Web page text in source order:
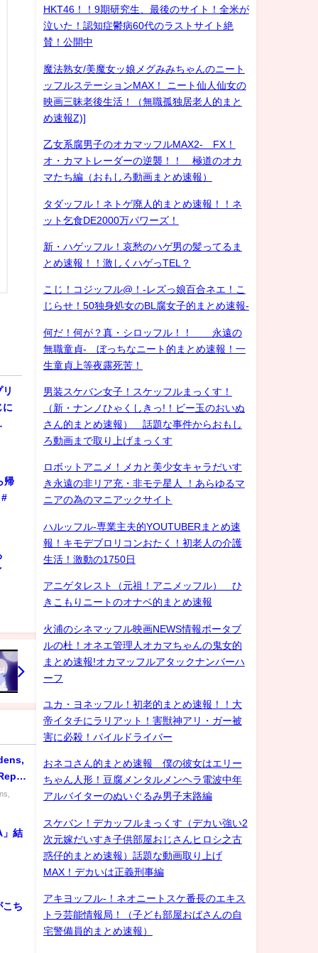
に
帰
」結
こち
HKT46！！9期研究生、最後のサイト！全米が
泣いた！認知症鬱病60代のラストサイト絶
賛！公開中
魔法熟女/美魔女ッ娘メグみみちゃんのニート
ッフルステーションMAX！ ニート仙人仙女の
映画三昧老後生活！（無職孤独居老人的まと
め速報Z)]
乙女系腐男子のオカマッフルMAX2- FX！
オ・カマトレーダーの逆襲！！ 極道のオカ
マたち編（おもしろ動画まとめ速報）
タダッフル！ネトゲ廃人的まとめ速報！！ネ
ット乞食DE2000万パワーズ！
新・ハゲッフル！哀愁のハゲ男の髪ってるま
とめ速報！！激しくハゲっTEL？
こじ！コジッフル@！-レズっ娘百合ネエ！こ
じらせ！50独身処女のBL腐女子的まとめ速報-
何だ！何が？真・シロッフル！！ 永遠の
無職童貞- ぼっちなニート的まとめ速報！一
生童貞上等夜露死苦！
男装スケバン女子！スケッフルまっくす！
（新・ナンノひゃくしきっ!！ビー玉のおいぬ
さん的まとめ速報） 話題な事件からおもし
ろ動画まで取り上げまっくす
ロボットアニメ！メカと美少女キャラだいす
き永遠の非リア充・非モテ星人 ！あらゆるマ
ニアの為のマニアックサイト
ハルッフル-専業主夫的YOUTUBERまとめ速
報！キモデブロリコンおたく！初老人の介護
生活！激動の1750日
アニゲタレスト（元祖！アニメッフル） ひ
きこもりニートのオナベ的まとめ速報
火浦のシネマッフル映画NEWS情報ポータブ
ルの杜！オネエ管理人オカマちゃんの鬼女的
まとめ速報!オカマッフルアタックナンバーハ
ーフ
ユカ・ヨネッフル！初老的まとめ速報！！大
帝イタチにラリアット！害獣神アリ・ガー被
害に必殺！パイルドライバー
おネコさん的まとめ速報 僕の彼女はエリー
ちゃん人形！豆腐メンタルメンヘラ電波中年
アルバイターのぬいぐるみ男子末路編
スケバン！デカッフルまっくす（デカい強い2
次元嫁だいすき子供部屋おじさんヒロシ之古
惑仔的まとめ速報）話題な動画取り上げ
MAX！デカいは正義刑事編
アキヨッフル-！ネオニートスケ番長のエキス
トラ芸能情報局！（子ども部屋おばさんの自
宅警備員的まとめ速報）